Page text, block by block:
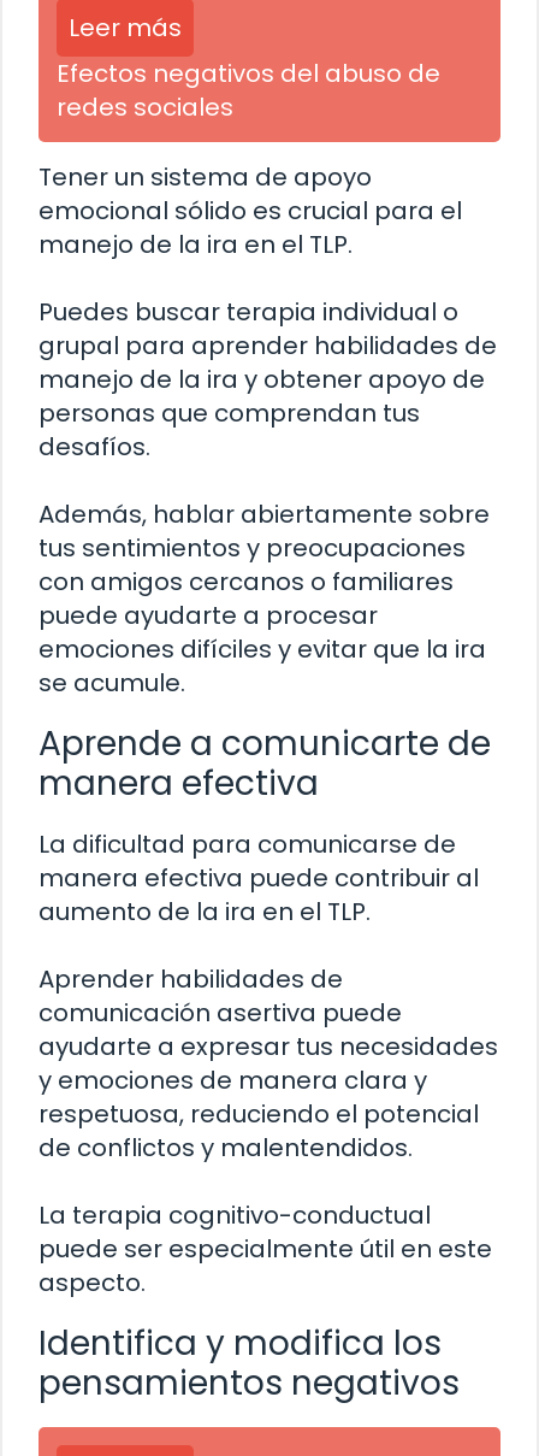
Leer más
Efectos negativos del abuso de
redes sociales
Tener un sistema de apoyo
emocional sólido es crucial para el
manejo de la ira en el TLP.
Puedes buscar terapia individual o
grupal para aprender habilidades de
manejo de la ira y obtener apoyo de
personas que comprendan tus
desafíos.
Además, hablar abiertamente sobre
tus sentimientos y preocupaciones
con amigos cercanos o familiares
puede ayudarte a procesar
emociones difíciles y evitar que la ira
se acumule.
Aprende a comunicarte de
manera efectiva
La dificultad para comunicarse de
manera efectiva puede contribuir al
aumento de la ira en el TLP.
Aprender habilidades de
comunicación asertiva puede
ayudarte a expresar tus necesidades
y emociones de manera clara y
respetuosa, reduciendo el potencial
de conflictos y malentendidos.
La terapia cognitivo-conductual
puede ser especialmente útil en este
aspecto.
Identifica y modifica los
pensamientos negativos